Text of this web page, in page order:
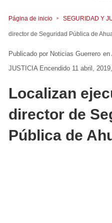
Página de inicio SEGURIDAD Y
director de Seguridad Pública de
Noticias Guerrero en
JUSTICIA Encendido 11 abril,
Localizan
director de
Pública de